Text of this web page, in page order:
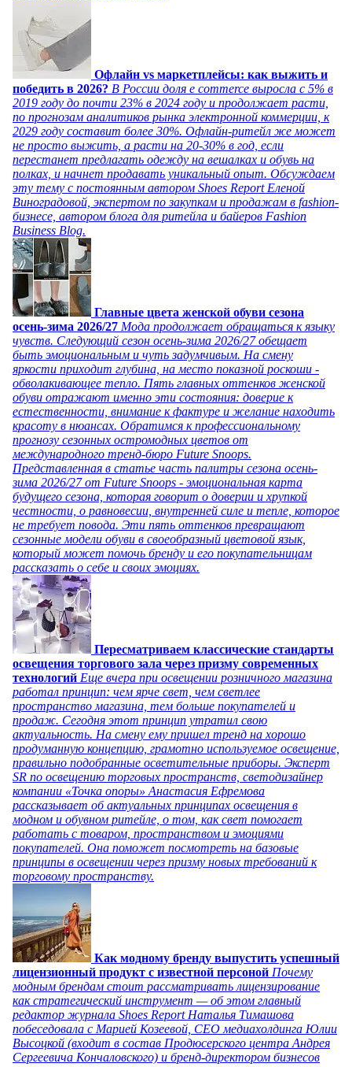
Офлайн vs маркетплейсы: как выжить и
победить в 2026? В России доля e commerce выросла с 5% в
2019 году до почти 23% в 2024 году и продолжает расти,
по прогнозам аналитиков рынка электронной коммерции, к
2029 году составит более 30%. Офлайн-ритейл же может
не просто выжить, а расти на 20-30% в год, если
перестанет предлагать одежду на вешалках и обувь на
полках, и начнет продавать уникальный опыт. Обсуждаем
эту тему с постоянным автором Shoes Report Еленой
Виноградовой, экспертом по закупкам и продажам в fashion-
бизнесе, автором блога для ритейла и байеров Fashion
Business Blog.
Главные цвета женской обуви сезона
осень-зима 2026/27 Мода продолжает обращаться к языку
чувств. Следующий сезон осень-зима 2026/27 обещает
быть эмоциональным и чуть задумчивым. На смену
яркости приходит глубина, на место показной роскоши -
обволакивающее тепло. Пять главных оттенков женской
обуви отражают именно эти состояния: доверие к
естественности, внимание к фактуре и желание находить
красоту в нюансах. Обратимся к профессиональному
прогнозу сезонных остромодных цветов от
международного тренд-бюро Future Snoops.
Представленная в статье часть палитры сезона осень-
зима 2026/27 от Future Snoops - эмоциональная карта
будущего сезона, которая говорит о доверии и хрупкой
честности, о равновесии, внутренней силе и тепле, которое
не требует повода. Эти пять оттенков превращают
сезонные модели обуви в своеобразный цветовой язык,
который может помочь бренду и его покупательницам
рассказать о себе и своих эмоциях.
Пересматриваем классические стандарты
освещения торгового зала через призму современных
технологий Еще вчера при освещении розничного магазина
работал принцип: чем ярче свет, чем светлее
пространство магазина, тем больше покупателей и
продаж. Сегодня этот принцип утратил свою
актуальность. На смену ему пришел тренд на хорошо
продуманную концепцию, грамотно используемое освещение,
правильно подобранные осветительные приборы. Эксперт
SR по освещению торговых пространств, светодизайнер
компании «Точка опоры» Анастасия Ефремова
рассказывает об актуальных принципах освещения в
модном и обувном ритейле, о том, как свет помогает
работать с товаром, пространством и эмоциями
покупателей. Она поможет посмотреть на базовые
принципы в освещении через призму новых требований к
торговому пространству.
Как модному бренду выпустить успешный
лицензионный продукт с известной персоной Почему
модным брендам стоит рассматривать лицензирование
как стратегический инструмент — об этом главный
редактор журнала Shoes Report Наталья Тимашова
побеседовала с Марией Козеевой, СЕО медиахолдинга Юлии
Высоцкой (входит в состав Продюсерского центра Андрея
Сергеевича Кончаловского) и бренд-директором бизнесов